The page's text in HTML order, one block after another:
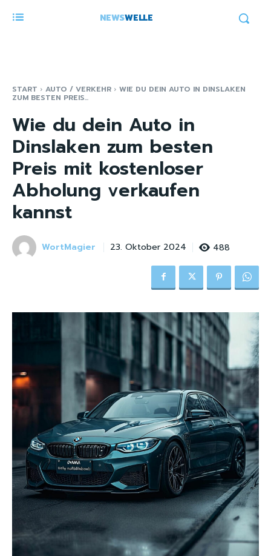
NEWSWELLE
START AUTO / VERKEHR WIE DU DEIN AUTO IN DINSLAKEN
ZUM BESTEN PREIS...
Wie du dein Auto in
Dinslaken zum besten
Preis mit kostenloser
Abholung verkaufen
kannst
WortMagier 23. Oktober 2024 488